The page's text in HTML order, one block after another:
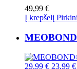
49,99 €
Į krepšelį
29,99 € 23,99 €